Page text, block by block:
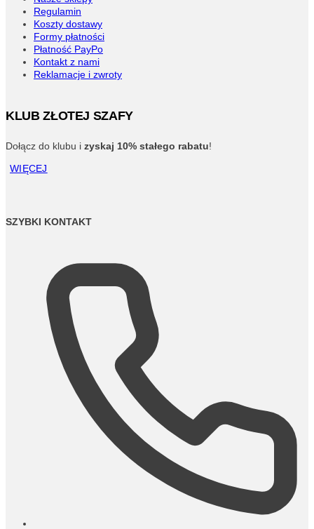
Regulamin
Koszty dostawy
Formy płatności
Płatność PayPo
Kontakt z nami
Reklamacje i zwroty
KLUB ZŁOTEJ SZAFY
Dołącz do klubu i zyskaj 10% stałego rabatu!
WIĘCEJ
SZYBKI KONTAKT